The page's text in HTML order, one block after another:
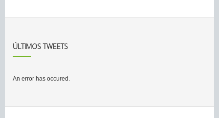
ÚLTIMOS TWEETS
An error has occured.